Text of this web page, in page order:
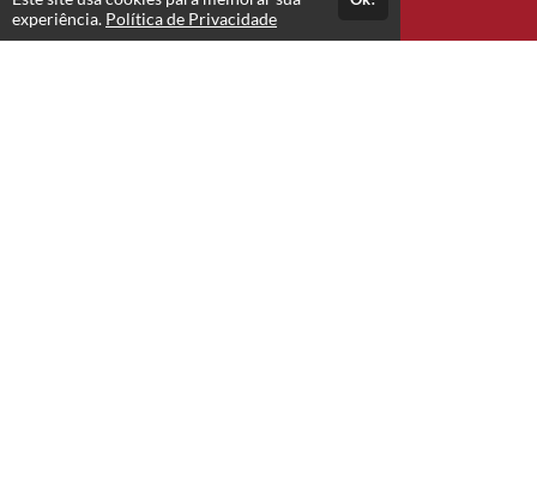
Acesso por 6 meses
experiência. Política de Privacidade